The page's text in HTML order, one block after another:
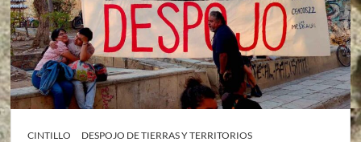
CINTILLO
DESPOJO DE TIERRAS Y TERRITORIOS